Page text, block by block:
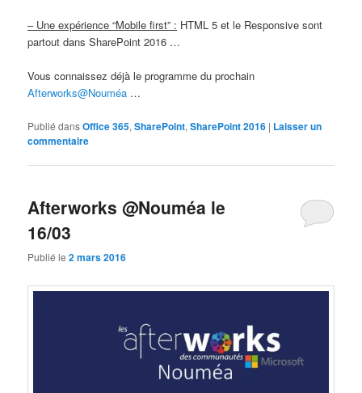
– Une expérience “Mobile first” : HTML 5 et le Responsive sont
partout dans SharePoint 2016 …
Vous connaissez déjà le programme du prochain
Afterworks@Nouméa …
Publié dansOffice 365,SharePoint,SharePoint 2016 | Laisser un
commentaire
Afterworks @Nouméa le
16/03
Publié le2 mars 2016